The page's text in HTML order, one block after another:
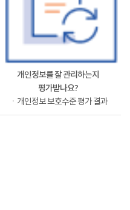
개인정보를 잘 관리하는지
평가받나요?
ㆍ개인정보 보호수준 평가 결과